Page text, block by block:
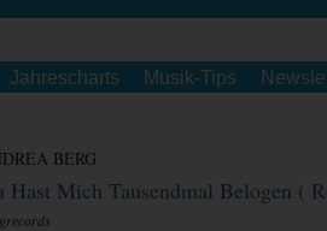
Jahrescharts Musik-Tips
BERG
Hast Mich Tausendmal Belogen (